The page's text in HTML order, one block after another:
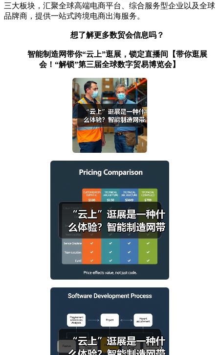
三大板块，汇聚全球高端电商平台、综合服务型企业以及全球
品牌商，提供一站式跨境电商出海服务。
想了解更多数贸会信息吗？
智能制造网带你“云上”逛展，锁定直播间【带你逛展
会！“解锁”第三届全球数字贸易博览会】